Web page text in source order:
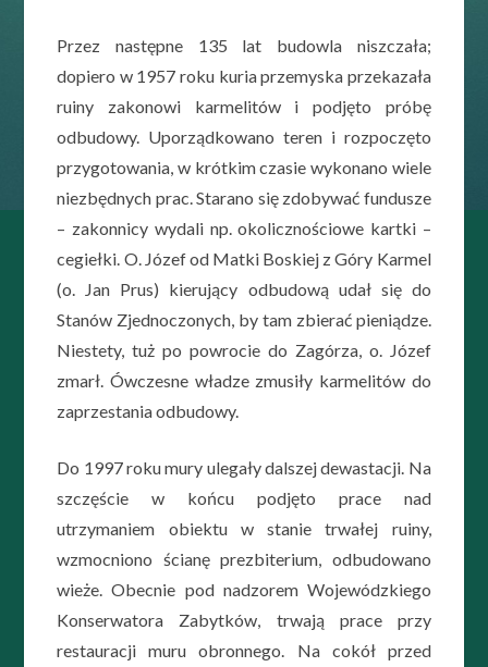
Przez następne 135 lat budowla niszczała;
dopiero w 1957 roku kuria przemyska przekazała
ruiny zakonowi karmelitów i podjęto próbę
odbudowy. Uporządkowano teren i rozpoczęto
przygotowania, w krótkim czasie wykonano wiele
niezbędnych prac. Starano się zdobywać fundusze
– zakonnicy wydali np. okolicznościowe kartki –
cegiełki. O. Józef od Matki Boskiej z Góry Karmel
(o. Jan Prus) kierujący odbudową udał się do
Stanów Zjednoczonych, by tam zbierać pieniądze.
Niestety, tuż po powrocie do Zagórza, o. Józef
zmarł. Ówczesne władze zmusiły karmelitów do
zaprzestania odbudowy.
Do 1997 roku mury ulegały dalszej dewastacji. Na
szczęście w końcu podjęto prace nad
utrzymaniem obiektu w stanie trwałej ruiny,
wzmocniono ścianę prezbiterium, odbudowano
wieże. Obecnie pod nadzorem Wojewódzkiego
Konserwatora Zabytków, trwają prace przy
restauracji muru obronnego. Na cokół przed